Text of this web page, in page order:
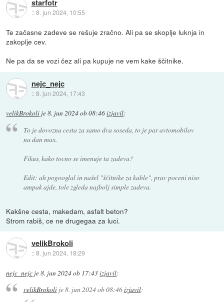
starfotr
::8. jun 2024, 10:55
Te začasne zadeve se rešuje zračno. Ali pa se skoplje luknja in
zakoplje cev.
Ne pa da se vozi čez ali pa kupuje ne vem kake ščitnike.
nejc_nejc
::8. jun 2024, 17:43
velikBrokoli je8. jun 2024 ob 08:46izjavil:
To je dovozna cesta za samo dva soseda, to je par avtomobilov
na dan max.
Fikus, kako tocno se imenuje ta zadeva?
Edit: ah pogooglal in našel "ščitnike za kable", prav poceni niso
ampak ajde, tole zgleda najbolj simple zadeva.
Kakšne cesta, makedam, asfalt beton?
Strom rabiš, ce ne drugegaa za luci.
velikBrokoli
::8. jun 2024, 18:29
nejc_nejc je8. jun 2024 ob 17:43izjavil:
velikBrokolije8. jun 2024 ob 08:46izjavil: